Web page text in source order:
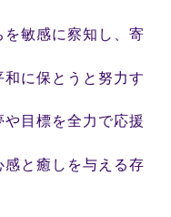
を敏感に察知し、寄
和に保とうと努力す
や目標を全力で応援
感と癒しを与える存